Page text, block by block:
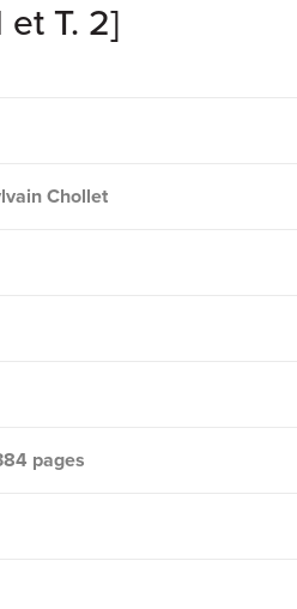
et T. 2]
Chollet
pages